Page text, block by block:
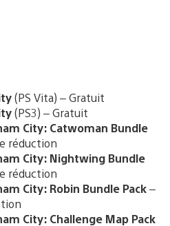
(PS Vita) – Gratuit
(PS3) – Gratuit
City: Catwoman Bundle
réduction
City: Nightwing Bundle
réduction
City: Robin Bundle Pack–
City: Challenge Map Pack